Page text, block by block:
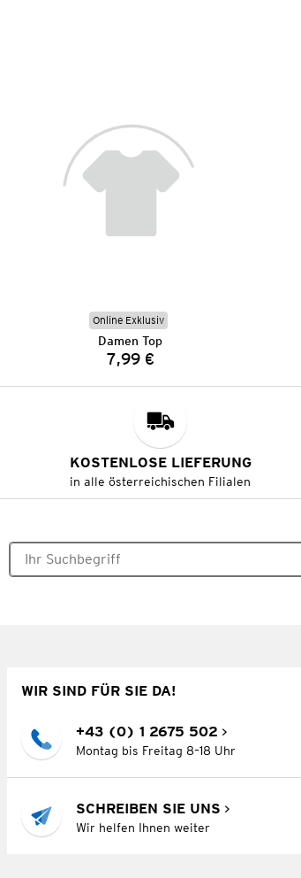
Online Exklusiv
Damen Top
Preis:
7,99 €
KOSTENLOSE LIEFERUNG
in alle österreichischen Filialen
WIR SIND FÜR SIE DA!
+43 (0) 1 2675 502
Montag bis Freitag 8–18 Uhr
SCHREIBEN SIE UNS
Wir helfen Ihnen weiter